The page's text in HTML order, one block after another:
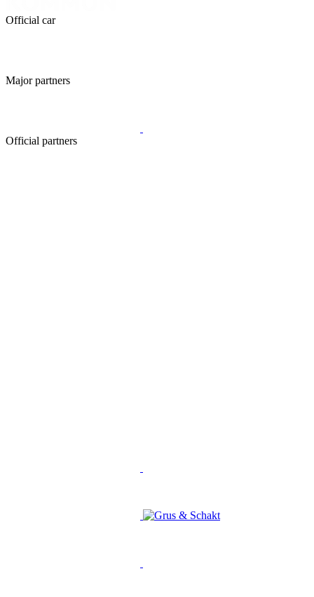
Official car
Major partners
Official partners